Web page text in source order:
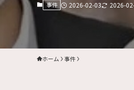
事件 2026-02-03 2026-
ホーム 事件